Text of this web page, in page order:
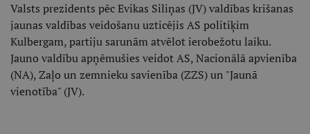
Valsts prezidents pēc Evikas Siliņas (JV) valdības krišanas
jaunas valdības veidošanu uzticējis AS politiķim
Kulbergam, partiju sarunām atvēlot ierobežotu laiku.
Jauno valdību apņēmušies veidot AS, Nacionālā apvienība
(NA), Zaļo un zemnieku savienība (ZZS) un "Jaunā
vienotība" (JV).